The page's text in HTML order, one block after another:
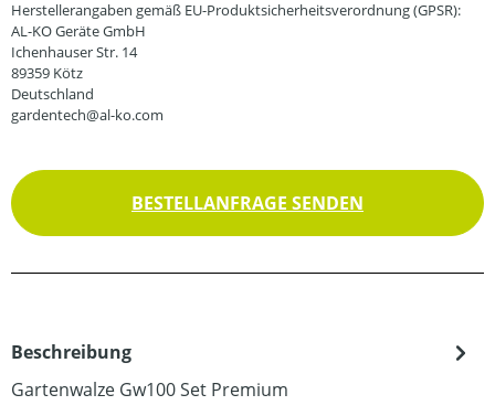
Herstellerangaben gemäß EU-Produktsicherheitsverordnung (GPSR):
AL-KO Geräte GmbH
Ichenhauser Str. 14
89359 Kötz
Deutschland
gardentech@al-ko.com
BESTELLANFRAGE SENDEN
Beschreibung
Gartenwalze Gw100 Set Premium